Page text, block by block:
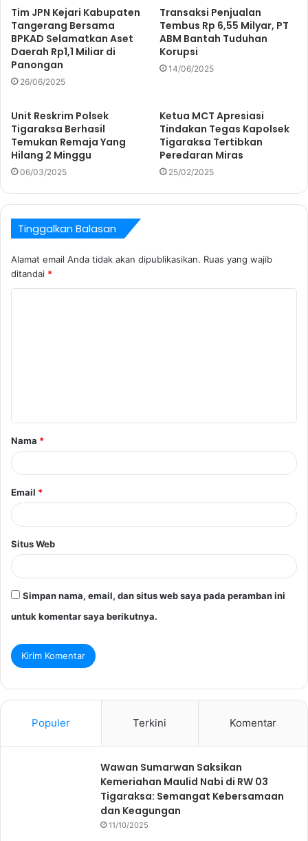
Tim JPN Kejari Kabupaten
Tangerang Bersama
BPKAD Selamatkan Aset
Daerah Rp1,1 Miliar di
Panongan
26/06/2025
Transaksi Penjualan
Tembus Rp 6,55 Milyar, PT
ABM Bantah Tuduhan
Korupsi
14/06/2025
Unit Reskrim Polsek
Tigaraksa Berhasil
Temukan Remaja Yang
Hilang 2 Minggu
06/03/2025
Ketua MCT Apresiasi
Tindakan Tegas Kapolsek
Tigaraksa Tertibkan
Peredaran Miras
25/02/2025
Tinggalkan Balasan
Alamat email Anda tidak akan dipublikasikan. Ruas yang wajib
ditandai *
a
r
Nama *
Email *
Situs Web
Simpan nama, email, dan situs web saya pada peramban ini
untuk komentar saya berikutnya.
Populer Terkini Komentar
Wawan Sumarwan Saksikan
Kemeriahan Maulid Nabi di RW 03
Tigaraksa: Semangat Kebersamaan
dan Keagungan
11/10/2025